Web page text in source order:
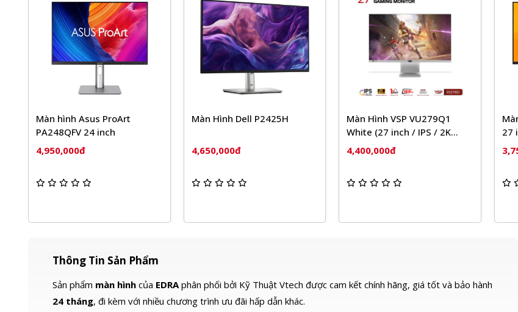
hình Asus ProArt
24 inch
Màn Hình Dell P2425H
4,650,000đ
Màn Hình VSP VU279Q1
White (27 inch / IPS / 2K
QHD / 165Hz / 1ms / Type-C
4,400,000đ
Màn hình
3,750,000đ
Thông Tin Sản Phẩm
Sản phẩm màn hìnhcủa EDRAphân phối bởi Kỹ Thuật Vtech được cam kết chính hãng, giá tốt và bảo hành
24 tháng, đi kèm với nhiều chương trình ưu đãi hấp dẫn khác.